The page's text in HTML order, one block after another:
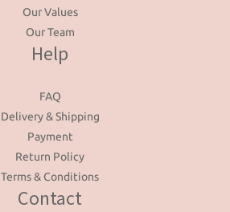
Our Values
Our Team
Help
FAQ
Delivery & Shipping
Payment
Return Policy
Terms & Conditions
Contact